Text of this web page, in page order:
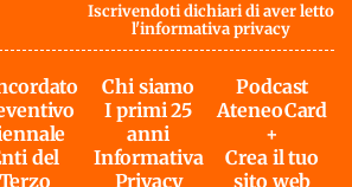
Iscrivendoti dichiari di aver letto
l'informativa privacy
del
Terzo
Chi siamo
I primi 25
anni
Informativa
Privacy
Podcast
AteneoCard
+
Crea il tuo
sito web